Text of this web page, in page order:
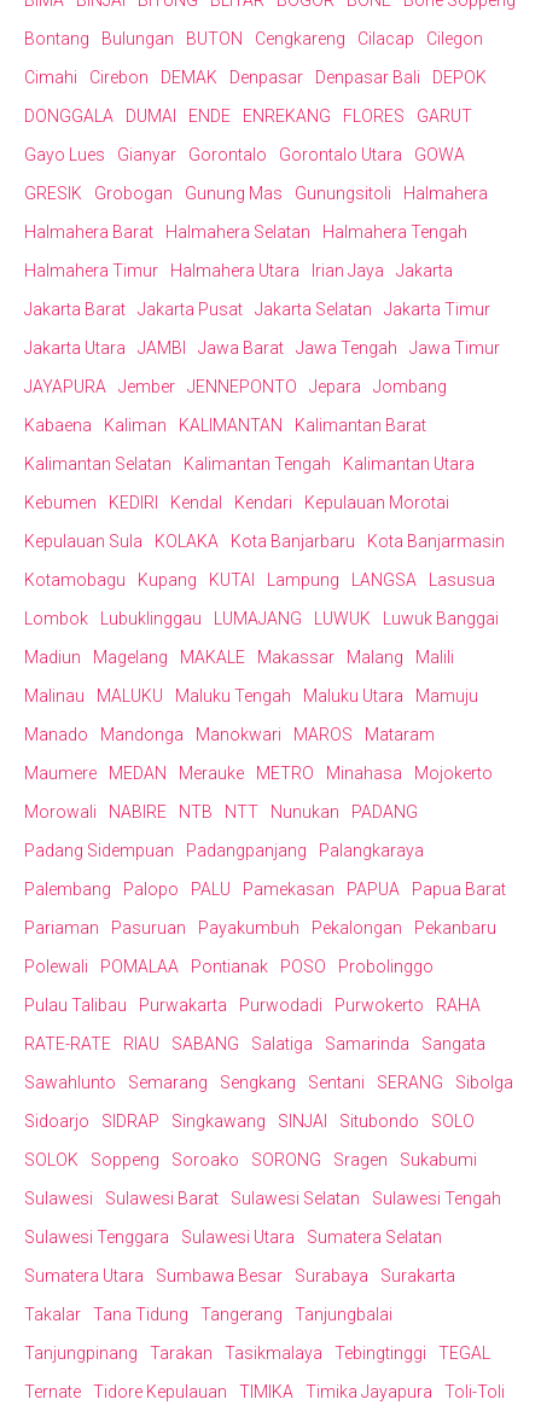
Bontang
Bulungan BUTON Cengkareng Cilacap
Cilegon
Cimahi
Cirebon DEMAK Denpasar Denpasar Bali
DEPOK
DONGGALA
DUMAI ENDE ENREKANG FLORES
GARUT
Gayo Lues
Gianyar Gorontalo Gorontalo Utara
GOWA
GRESIK
Grobogan Gunung Mas Gunungsitoli
Halmahera
Halmahera Barat
Halmahera Selatan
Halmahera Tengah
Halmahera Timur
Halmahera Utara Irian Jaya
Jakarta
Jakarta Barat
Jakarta Pusat Jakarta Selatan
Jakarta Timur
Jakarta Utara
JAMBI Jawa Barat Jawa Tengah
Jawa Timur
JAYAPURA
Jember JENNEPONTO Jepara
Jombang
Kabaena
Kaliman KALIMANTAN
Kalimantan Barat
Kalimantan Selatan
Kalimantan Tengah
Kalimantan Utara
Kebumen
KEDIRI Kendal Kendari
Kepulauan Morotai
Kepulauan Sula
KOLAKA Kota Banjarbaru
Kota Banjarmasin
Kotamobagu
Kupang KUTAI Lampung LANGSA
Lasusua
Lombok
Lubuklinggau LUMAJANG LUWUK
Luwuk Banggai
Madiun
Magelang MAKALE Makassar Malang
Malili
Malinau
MALUKU Maluku Tengah Maluku Utara
Mamuju
Manado
Mandonga Manokwari MAROS
Mataram
Maumere
MEDAN Merauke METRO Minahasa
Mojokerto
Morowali
NABIRE NTB NTT Nunukan
PADANG
Padang Sidempuan
Padangpanjang
Palangkaraya
Palembang
Palopo PALU Pamekasan PAPUA
Papua Barat
Pariaman
Pasuruan Payakumbuh Pekalongan
Pekanbaru
Polewali
POMALAA Pontianak POSO
Probolinggo
Pulau Talibau
Purwakarta Purwodadi Purwokerto
RAHA
RATE-RATE
RIAU SABANG Salatiga Samarinda
Sangata
Sawahlunto
Semarang Sengkang Sentani SERANG
Sibolga
Sidoarjo
SIDRAP Singkawang SINJAI Situbondo
SOLO
SOLOK
Soppeng Soroako SORONG Sragen
Sukabumi
Sulawesi
Sulawesi Barat Sulawesi Selatan
Sulawesi Tengah
Sulawesi Tenggara
Sulawesi Utara
Sumatera Selatan
Sumatera Utara
Sumbawa Besar Surabaya
Surakarta
Takalar
Tana Tidung Tangerang
Tanjungbalai
Tanjungpinang
Tarakan Tasikmalaya Tebingtinggi
TEGAL
Ternate
Tidore Kepulauan TIMIKA Timika Jayapura
Toli-Toli